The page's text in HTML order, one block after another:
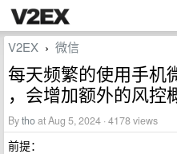
V2EX › 微信
每天频繁的使用手机
，会增加额外的风控
Bythoat Aug 5, 2024 · 4178 views
前提：